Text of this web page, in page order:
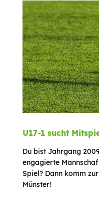
U17-1 sucht
Du bist Jahrgang
engagierte
Spiel? Dann komm
Münster!